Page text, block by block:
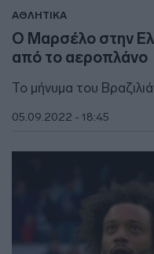
ΑΘΛΗΤΙΚΑ
Ο Μαρσέλο στην
από το αεροπλάνο
Το μήνυμα του
05.09.2022 - 18:45